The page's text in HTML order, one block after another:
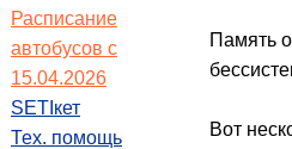
Расписание
автобусов с
15.04.2026
SETIкет
Тех. помощь
Память
Вот